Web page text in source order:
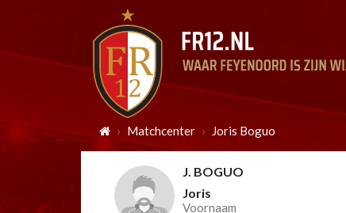
Matchcenter Joris Boguo
J. BOGUO
Joris
Voornaam